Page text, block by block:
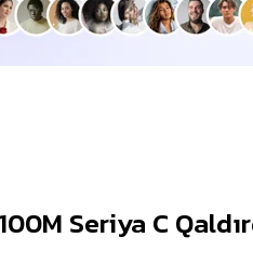
Seriya C